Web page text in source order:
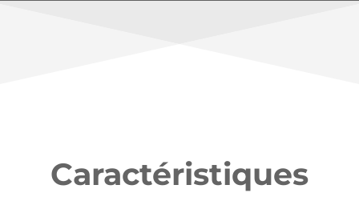
Caractéristiques